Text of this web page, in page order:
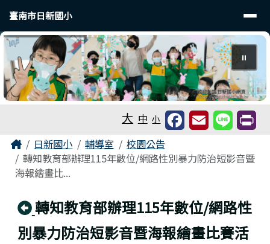
臺南市日新國小
導覽列
臺南市日新國小
⏸
大 中 小
主內容區域
Home日新國小 輔導室
校園公告
轉知教育部辦理115年數位/網路性別暴力防治短影音暨
海報繪畫比...
回上頁
轉知教育部辦理115年數位/網路性
別暴力防治短影音暨海報繪畫比賽活
頁尾區域